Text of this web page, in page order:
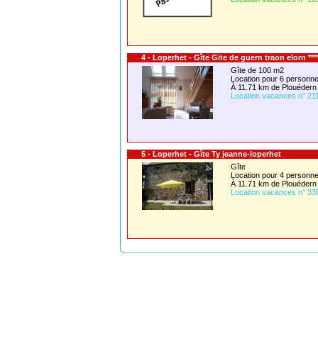
4 - Loperhet - Gîte Gite de guern traon elorn
Gîte de 100 m2
Location pour 6
À 11.71 km de Plouédern
Location vacances n°
5 - Loperhet - Gîte Ty jeanne-loperhet
Gîte
Location pour 4
À 11.71 km de Plouédern
Location vacances n°